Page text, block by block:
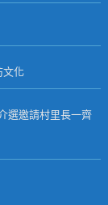
文化
選邀請村里長一齊